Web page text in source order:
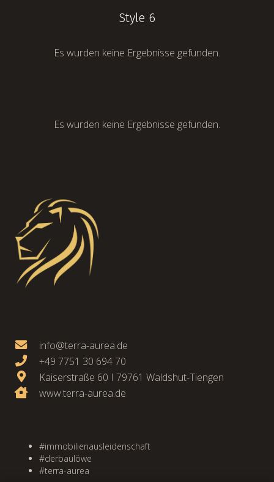
Style 6
Es wurden keine Ergebnisse gefunden.
Es wurden keine Ergebnisse gefunden.
info@terra-aurea.de
+49 7751 30 694 70
Kaiserstraße 60 I 79761 Waldshut-Tiengen
www.terra-aurea.de
#immobilienausleidenschaft
#derbaulöwe
#terra-aurea